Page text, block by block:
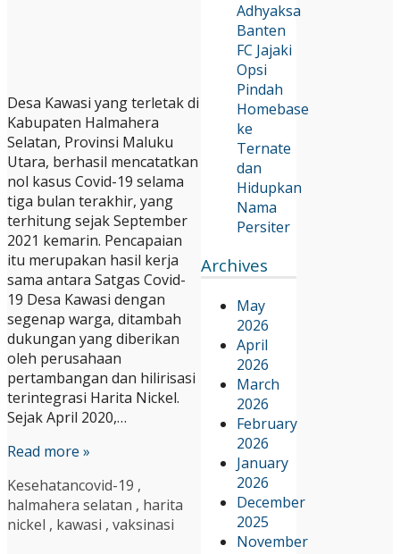
Adhyaksa
Banten
FC Jajaki
Opsi
Pindah
Homebase
ke
Ternate
dan
Hidupkan
Nama
Persiter
Archives
May
2026
April
2026
March
2026
February
2026
January
2026
December
2025
November
Desa Kawasi yang terletak di
Kabupaten Halmahera
Selatan, Provinsi Maluku
Utara, berhasil mencatatkan
nol kasus Covid-19 selama
tiga bulan terakhir, yang
terhitung sejak September
2021 kemarin. Pencapaian
itu merupakan hasil kerja
sama antara Satgas Covid-
19 Desa Kawasi dengan
segenap warga, ditambah
dukungan yang diberikan
oleh perusahaan
pertambangan dan hilirisasi
terintegrasi Harita Nickel.
Sejak April 2020,…
Read more »
Kesehatancovid-19 ,
halmahera selatan , harita
nickel , kawasi , vaksinasi